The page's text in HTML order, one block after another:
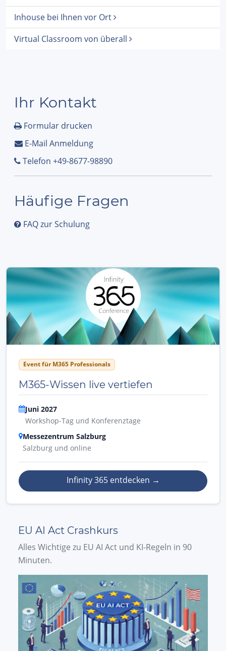
Inhouse bei Ihnen vor Ort
Virtual Classroom von überall
Ihr Kontakt
Formular drucken
E-Mail Anmeldung
Telefon +49-8677-98890
Häufige Fragen
FAQ zur Schulung
Event für M365 Professionals
M365-Wissen live vertiefen
Juni 2027
Workshop-Tag und Konferenztage
Messezentrum Salzburg
Salzburg und online
Infinity 365 entdecken →
EU AI Act Crashkurs
Alles Wichtige zu EU AI Act und KI-Regeln in 90
Minuten.